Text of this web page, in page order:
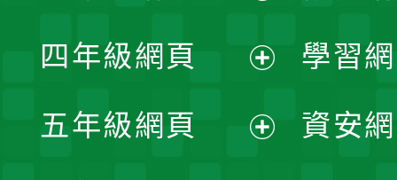
單
開
選
單
開
選
四年級網頁
開
五年級網頁
學習
資安